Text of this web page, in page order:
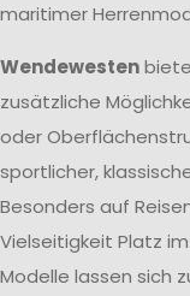
maritimer
Wendewesten
zusätzliche
oder
sportlicher,
Besonders auf
Vielseitigkeit Platz
Modelle lassen sich